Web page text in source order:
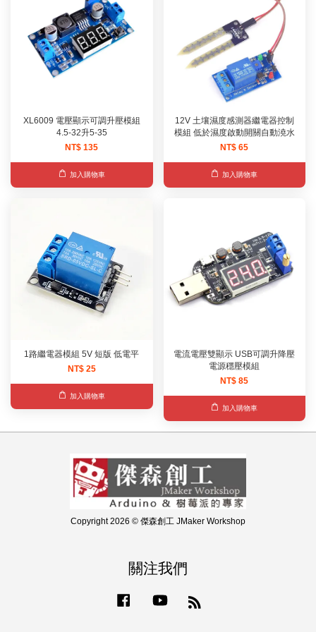
XL6009 電壓顯示可調升壓模組
4.5-32升5-35
NT$ 135
加入購物車
12V 土壤濕度感測器繼電器控制
模組 低於濕度啟動開關自動澆水
NT$ 65
加入購物車
1路繼電器模組 5V 短版 低電平
NT$ 25
加入購物車
電流電壓雙顯示 USB可調升降壓
電源穩壓模組
NT$ 85
加入購物車
Copyright 2026 © 傑森創工 JMaker Workshop
關注我們
Facebook YouTube